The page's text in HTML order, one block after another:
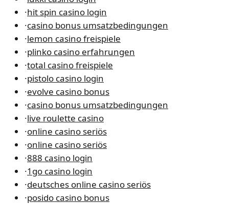
·hit spin casino login
·casino bonus umsatzbedingungen
·lemon casino freispiele
·plinko casino erfahrungen
·total casino freispiele
·pistolo casino login
·evolve casino bonus
·casino bonus umsatzbedingungen
·live roulette casino
·online casino seriös
·online casino seriös
·888 casino login
·1go casino login
·deutsches online casino seriös
·posido casino bonus